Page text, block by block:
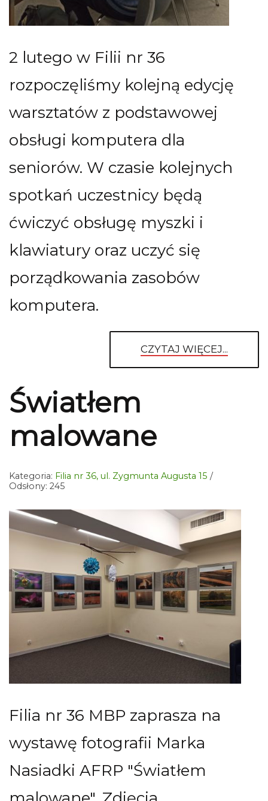
2 lutego w Filii nr 36
rozpoczęliśmy kolejną edycję
warsztatów z podstawowej
obsługi komputera dla
seniorów. W czasie kolejnych
spotkań uczestnicy będą
ćwiczyć obsługę myszki i
klawiatury oraz uczyć się
porządkowania zasobów
komputera.
CZYTAJ WIĘCEJ...
Światłem
malowane
Kategoria: Filia nr 36, ul. Zygmunta Augusta 15
Odsłony: 245
Filia nr 36 MBP zaprasza na
wystawę fotografii Marka
Nasiadki AFRP "Światłem